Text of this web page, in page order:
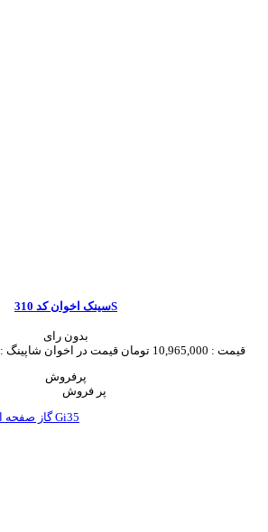
سینک اخوان کد 310S
بدون رای
قیمت : 10,965,000 تومان قیمت در اخوان شاپینگ :
پرفروش